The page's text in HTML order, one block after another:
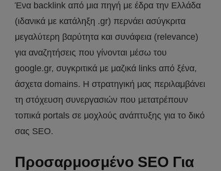
Ένα backlink από μια πηγή με έδρα την Ελλάδα
(ιδανικά με κατάληξη .gr) περνάει ασύγκριτα
μεγαλύτερη βαρύτητα και συνάφεια (relevance)
για αναζητήσεις που γίνονται μέσω του
google.gr, συγκριτικά με μαζικά links από ξένα,
άσχετα domains. Η στρατηγική μας περιλαμβάνει
τη στόχευση συνεργασιών που μετατρέπουν
τοπικά portals σε μοχλούς ανάπτυξης για το δικό
σας SEO.
Προσαρμοσμένο SEO Για